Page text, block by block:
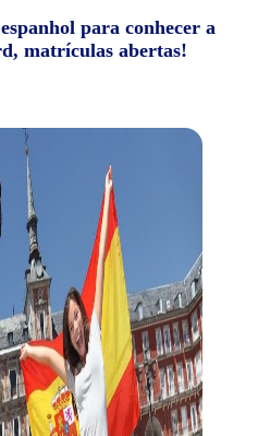
para conhecer a
matrículas abertas!